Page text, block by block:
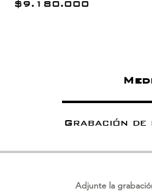
9.180.000
$
Grabación
Adjunte la